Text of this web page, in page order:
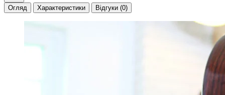
Огляд Характеристики Відгуки (0)